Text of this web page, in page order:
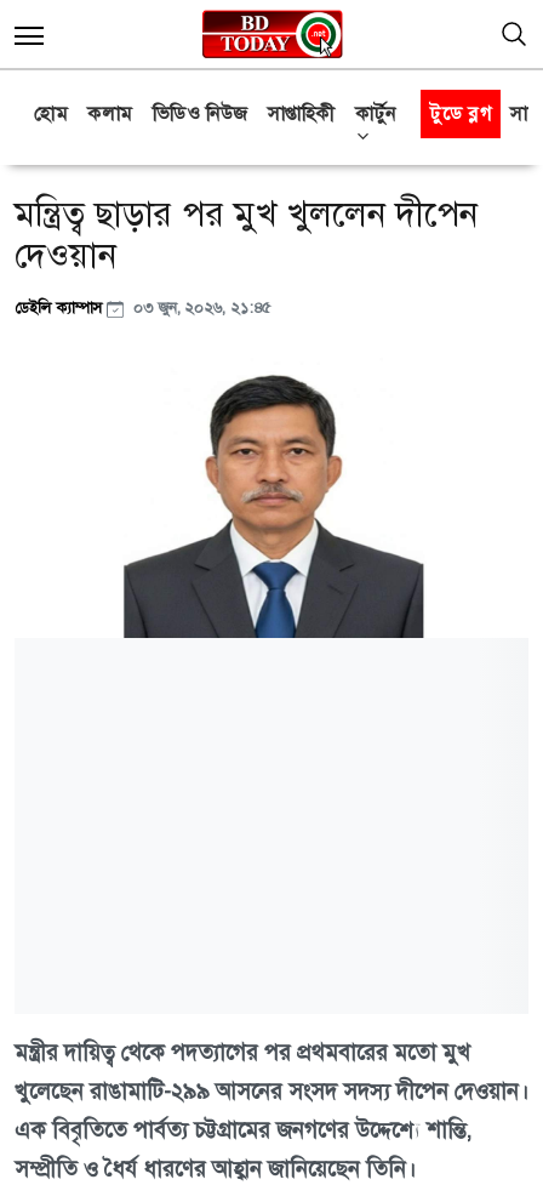
হোম কলাম ভিডিও নিউজ সাপ্তাহিকী কার্টুন টুডে ব্লগ
মন্ত্রিত্ব ছাড়ার পর মুখ খুললেন দীপেন
দেওয়ান
ডেইলি ক্যাম্পাস ০৩ জুন, ২০২৬, ২১:৪৫
মন্ত্রীর দায়িত্ব থেকে পদত্যাগের পর প্রথমবারের মতো মুখ
খুলেছেন রাঙামাটি-২৯৯ আসনের সংসদ সদস্য দীপেন দেওয়ান।
এক বিবৃতিতে পার্বত্য চট্টগ্রামের জনগণের উদ্দেশ্যে শান্তি,
সম্প্রীতি ও ধৈর্য ধারণের আহ্বান জানিয়েছেন তিনি।